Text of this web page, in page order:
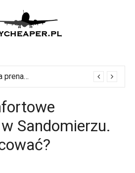
Czym są badania prenatalne?
Sandomierzu.